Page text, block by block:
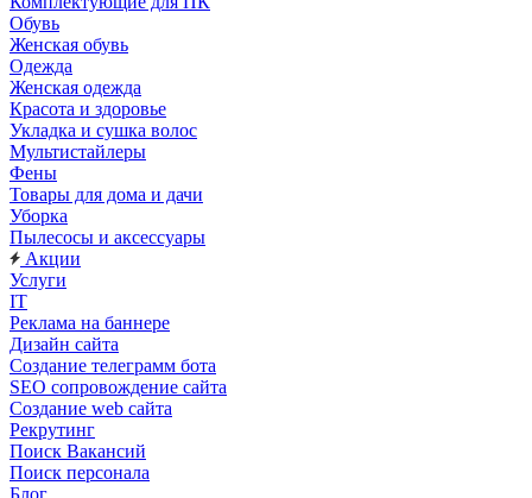
Обувь
Женская обувь
Одежда
Женская одежда
Красота и здоровье
Укладка и сушка волос
Мультистайлеры
Фены
Товары для дома и дачи
Уборка
Пылесосы и аксессуары
Акции
Услуги
IT
Реклама на баннере
Дизайн сайта
Создание телеграмм бота
SEO сопровождение сайта
Создание web сайта
Рекрутинг
Поиск Вакансий
Поиск персонала
Блог